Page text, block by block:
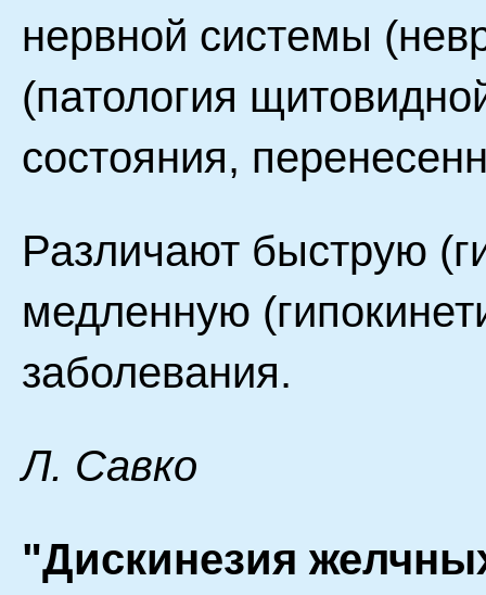
нервной системы
(патология
состояния,
Различают быструю
медленную
заболевания.
Л. Савко
"Дискинезия